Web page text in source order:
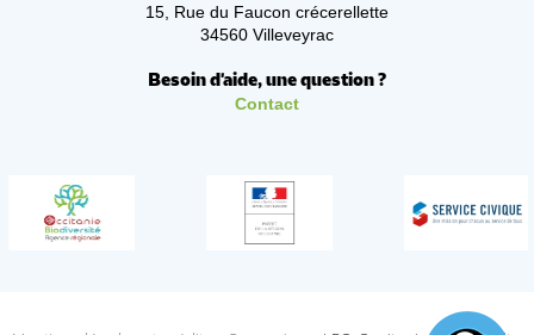
15, Rue du Faucon crécerellette
34560 Villeveyrac
Besoin d'aide, une question ?
Contact